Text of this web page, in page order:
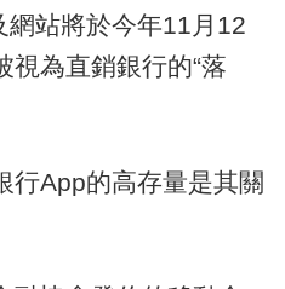
站將於今年11月12
視為直銷銀行的“落
App的高存量是其關